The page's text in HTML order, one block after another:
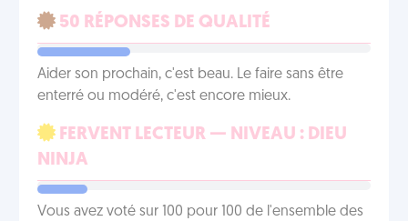
50 RÉPONSES DE QUALITÉ
Aider son prochain, c'est beau. Le faire sans être
enterré ou modéré, c'est encore mieux.
FERVENT LECTEUR — NIVEAU : DIEU
NINJA
Vous avez voté sur 100 pour 100 de l'ensemble des